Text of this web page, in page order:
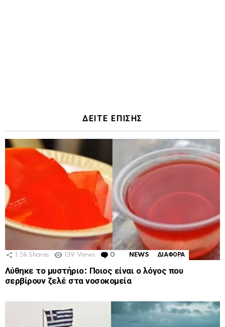
ΔΕΙΤΕ ΕΠΙΣΗΣ
1.5k Shares 139 Views 0 Comments
NEWS ΔΙΑΦΟΡΑ
Λύθηκε το μυστήριο: Ποιος είναι ο λόγος που
σερβίρουν ζελέ στα νοσοκομεία